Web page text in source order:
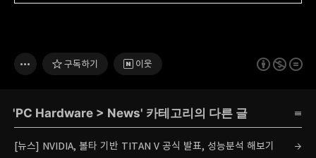
행복쇼핑 특가 상품도 지금 만나
구독하기 이웃
'PC Hardware > News' 카테고리의 다른 글
[뉴스] NVIDIA, 볼타 기반 TITAN V 공식 발표, 성능분석 해보기